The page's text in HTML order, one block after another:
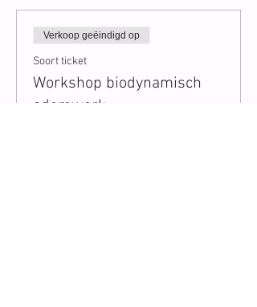
Verkoop geëindigd op
Soort ticket
Workshop biodynamisch
ademwerk